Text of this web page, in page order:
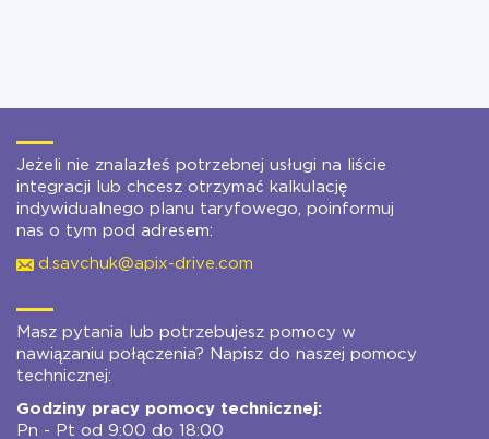
Jeżeli nie znalazłeś potrzebnej usługi na liście
integracji lub chcesz otrzymać kalkulację
indywidualnego planu taryfowego, poinformuj
nas o tym pod adresem:
d.savchuk@apix-drive.com
Masz pytania lub potrzebujesz pomocy w
nawiązaniu połączenia? Napisz do naszej pomocy
technicznej:
Godziny pracy pomocy technicznej:
Pn - Pt od 9:00 do 18:00